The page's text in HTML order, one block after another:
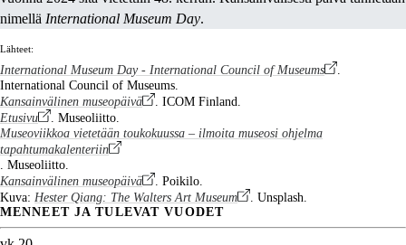
nimellä International Museum Day.
Lähteet:
International Museum Day - International Council of Museums
.
International Council of Museums.
Kansainvälinen museopäivä
. ICOM Finland.
Etusivu
. Museoliitto.
Museoviikkoa vietetään toukokuussa – ilmoita museosi ohjelma
tapahtumakalenteriin
. Museoliitto.
Kansainvälinen museopäivä
. Poikilo.
Kuva: Hester Qiang: The Walters Art Museum . Unsplash.
MENNEET JA TULEVAT VUODET